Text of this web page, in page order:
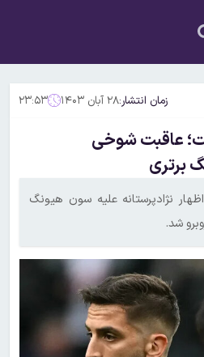
زمان انتشار:۲۸ آبان ۱۴۰۳ ۲۳:۵۳
عاقبت شوخی
برتری
نژادپرستانه علیه سون هیونگ
شد.